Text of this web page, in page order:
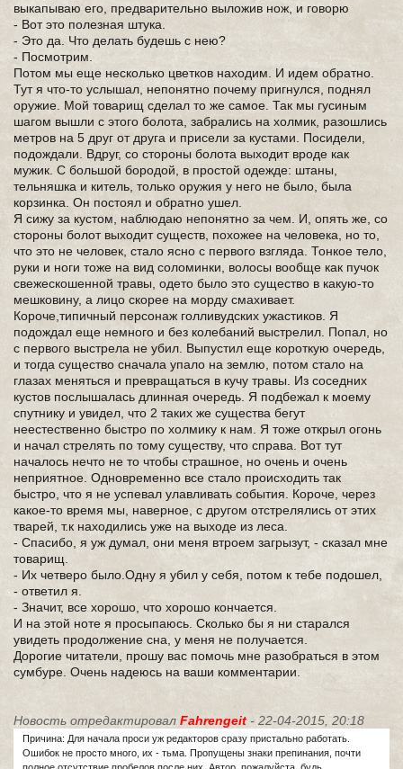
выкапываю его, предварительно выложив нож, и говорю
- Вот это полезная штука.
- Это да. Что делать будешь с нею?
- Посмотрим.
Потом мы еще несколько цветков находим. И идем обратно.
Тут я что-то услышал, непонятно почему пригнулся, поднял
оружие. Мой товарищ сделал то же самое. Так мы гусиным
шагом вышли с этого болота, забрались на холмик, разошлись
метров на 5 друг от друга и присели за кустами. Посидели,
подождали. Вдруг, со стороны болота выходит вроде как
мужик. С большой бородой, в простой одежде: штаны,
тельняшка и китель, только оружия у него не было, была
корзинка. Он постоял и обратно ушел.
Я сижу за кустом, наблюдаю непонятно за чем. И, опять же, со
стороны болот выходит существ, похожее на человека, но то,
что это не человек, стало ясно с первого взгляда. Тонкое тело,
руки и ноги тоже на вид соломинки, волосы вообще как пучок
свежескошенной травы, одето было это существо в какую-то
мешковину, а лицо скорее на морду смахивает.
Короче,типичный персонаж голливудских ужастиков. Я
подождал еще немного и без колебаний выстрелил. Попал, но
с первого выстрела не убил. Выпустил еще короткую очередь,
и тогда существо сначала упало на землю, потом стало на
глазах меняться и превращаться в кучу травы. Из соседних
кустов послышалась длинная очередь. Я подбежал к моему
спутнику и увидел, что 2 таких же существа бегут
неестественно быстро по холмику к нам. Я тоже открыл огонь
и начал стрелять по тому существу, что справа. Вот тут
началось нечто не то чтобы страшное, но очень и очень
неприятное. Одновременно все стало происходить так
быстро, что я не успевал улавливать события. Короче, через
какое-то время мы, наверное, с другом отстрелялись от этих
тварей, т.к находились уже на выходе из леса.
- Спасибо, я уж думал, они меня втроем загрызут, - сказал мне
товарищ.
- Их четверо было.Одну я убил у себя, потом к тебе подошел,
- ответил я.
- Значит, все хорошо, что хорошо кончается.
И на этой ноте я просыпаюсь. Сколько бы я ни старался
увидеть продолжение сна, у меня не получается.
Дорогие читатели, прошу вас помочь мне разобраться в этом
сумбуре. Очень надеюсь на ваши комментарии.
Новость отредактировал Fahrengeit - 22-04-2015, 20:18
Причина: Для начала проси уж редакторов сразу пристально работать.
Ошибок не просто много, их - тьма. Пропущены знаки препинания, почти